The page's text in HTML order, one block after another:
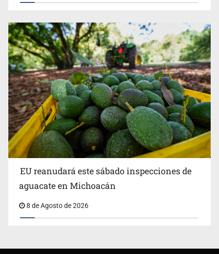
EU reanudará este sábado inspecciones de
aguacate en Michoacán
8 de Agosto de 2026